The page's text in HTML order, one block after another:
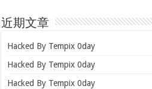
近期文章
Hacked By Tempix 0day
Hacked By Tempix 0day
Hacked By Tempix 0day